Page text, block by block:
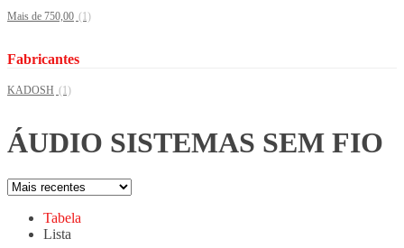
Mais de 750,00 (1)
Fabricantes
KADOSH (1)
ÁUDIO SISTEMAS SEM FIO
Tabela
Lista